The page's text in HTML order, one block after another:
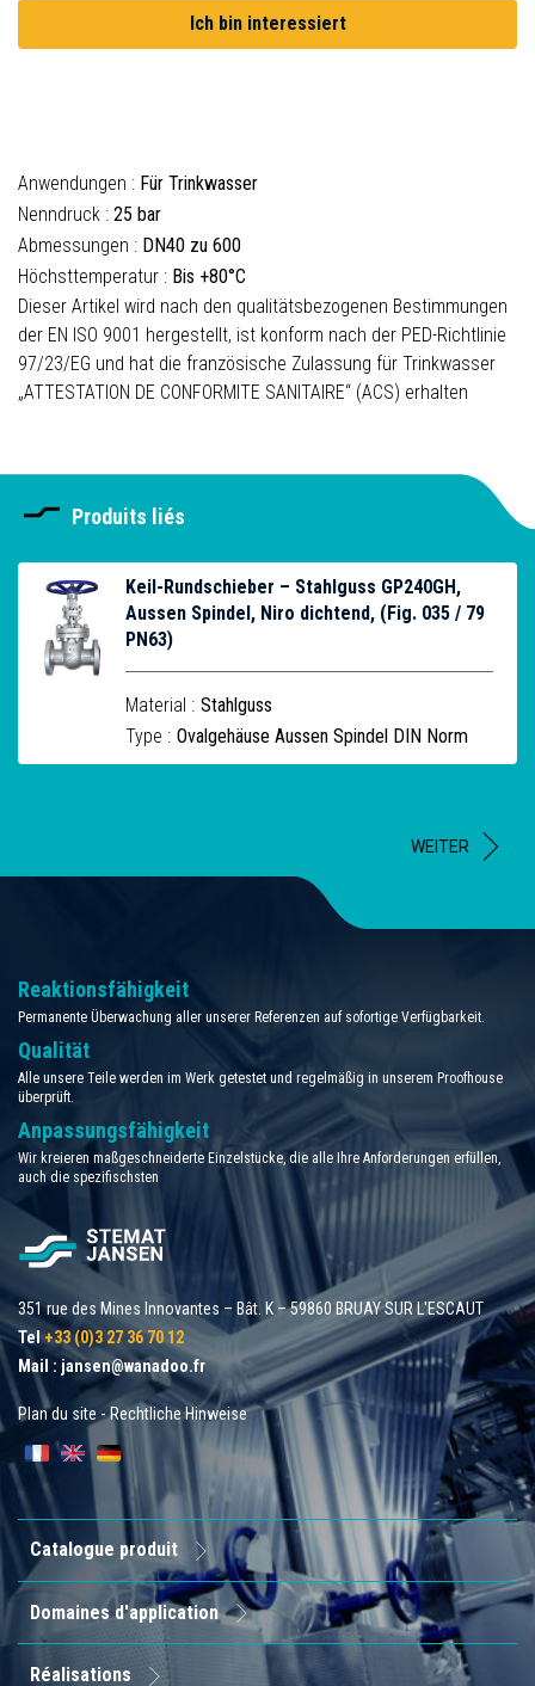
Ich bin interessiert
Anwendungen : Für Trinkwasser
Nenndruck : 25 bar
Abmessungen : DN40 zu 600
Höchsttemperatur : Bis +80°C
Dieser Artikel wird nach den qualitätsbezogenen Bestimmungen
der EN ISO 9001 hergestellt, ist konform nach der PED-Richtlinie
97/23/EG und hat die französische Zulassung für Trinkwasser
„ATTESTATION DE CONFORMITE SANITAIRE“ (ACS) erhalten
Produits liés
Keil-Rundschieber – Stahlguss GP240GH,
Aussen Spindel, Niro dichtend, (Fig. 035 / 79
PN63)
Material : Stahlguss
Type : Ovalgehäuse Aussen Spindel DIN Norm
WEITER
Reaktionsfähigkeit
Permanente Überwachung aller unserer Referenzen auf sofortige Verfügbarkeit.
Qualität
Alle unsere Teile werden im Werk getestet und regelmäßig in unserem Proofhouse
überprüft.
Anpassungsfähigkeit
Wir kreieren maßgeschneiderte Einzelstücke, die alle Ihre Anforderungen erfüllen,
auch die spezifischsten
351 rue des Mines Innovantes – Bât. K – 59860 BRUAY SUR L'ESCAUT
Tel +33 (0)3 27 36 70 12
Mail : jansen@wanadoo.fr
Plan du site -Rechtliche Hinweise
Catalogue produit
Domaines d'application
Réalisations